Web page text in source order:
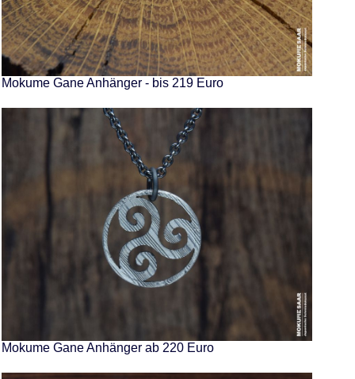
Mokume Gane Anhänger - bis 219 Euro
Mokume Gane Anhänger ab 220 Euro